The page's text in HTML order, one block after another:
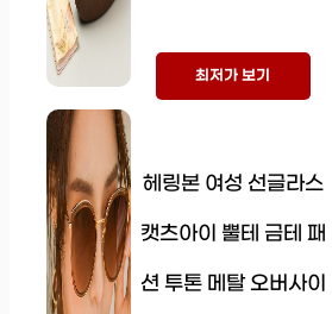
최저가 보기
헤링본 여성 선글라스
캣츠아이 뿔테 금테 패
션 투톤 메탈 오버사이